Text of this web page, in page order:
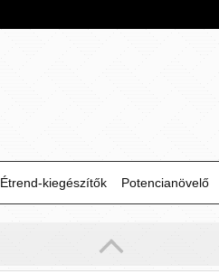
Étrend-kiegészítők Potencianövelő
CBD olaj 5%